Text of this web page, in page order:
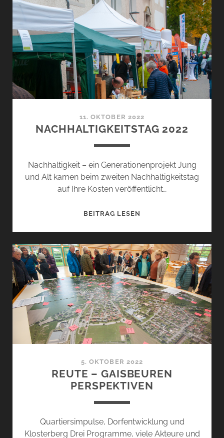
BUNDESPOLITIK
11. OKTOBER 2022
NACHHALTIGKEITSTAG 2022
Nachhaltigkeit – ein Generationenprojekt Jung
und Alt kamen beim zweiten Nachhaltigkeitstag
auf Ihre Kosten veröffentlicht…
BEITRAG LESEN
5. OKTOBER 2022
REUTE – GAISBEUREN
PERSPEKTIVEN
Quartiersimpulse, Dorfentwicklung und
Klosterberg Drei Programme, viele Akteure und